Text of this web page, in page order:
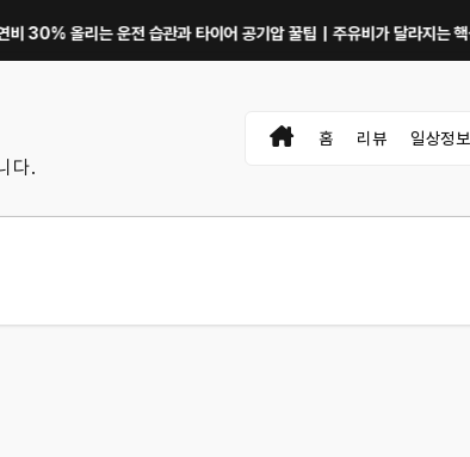
리는 운전 습관과 타이어 공기압 꿀팁｜주유비가 달라지는 핵심은?
다.
홈 리뷰 일상정보